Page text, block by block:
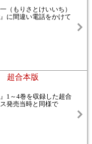
（もりさとけいいち）
に間違い電話をかけて
超合本版
1～4巻を収録した超合
発売当時と同様で